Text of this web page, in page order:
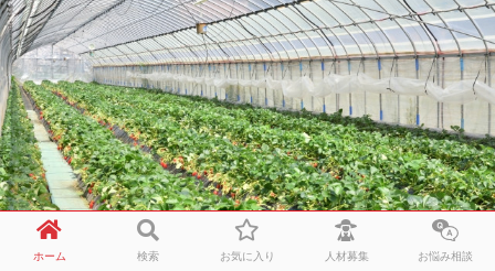
ホーム 検索 お気に入り 人材募集 お悩み相談